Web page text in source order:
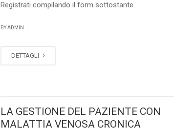
Registrati compilando il form sottostante.
BY ADMIN
DETTAGLI
LA GESTIONE DEL PAZIENTE CON
MALATTIA VENOSA CRONICA